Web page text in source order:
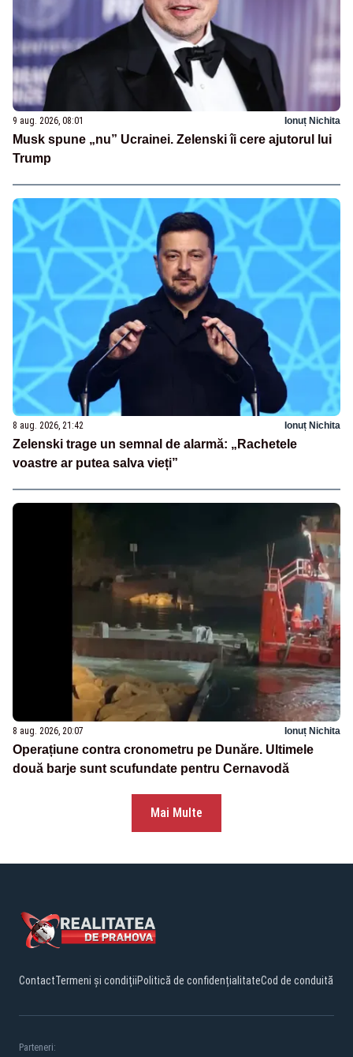
9 aug. 2026, 08:01 Ionuț Nichita
Musk spune „nu” Ucrainei. Zelenski îi cere ajutorul lui
Trump
8 aug. 2026, 21:42 Ionuț Nichita
Zelenski trage un semnal de alarmă: „Rachetele
voastre ar putea salva vieți”
8 aug. 2026, 20:07 Ionuț Nichita
Operațiune contra cronometru pe Dunăre. Ultimele
două barje sunt scufundate pentru Cernavodă
Mai Multe
ContactTermeni și condițiiPolitică de confidențialitateCod de conduită
Parteneri: